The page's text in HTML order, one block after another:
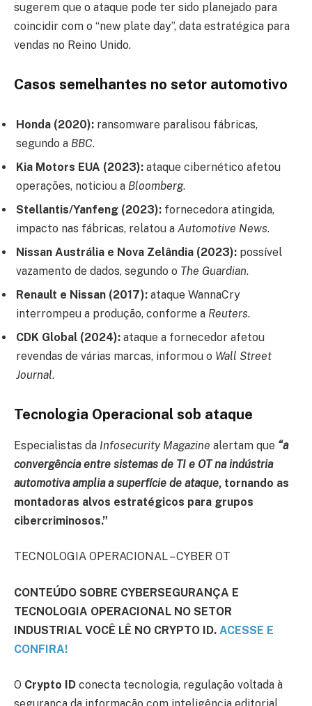
sugerem que o ataque pode ter sido planejado para
coincidir com o “new plate day”, data estratégica para
vendas no Reino Unido.
Casos semelhantes no setor automotivo
Honda (2020): ransomware paralisou fábricas,
segundo a BBC.
Kia Motors EUA (2023): ataque cibernético afetou
operações, noticiou a Bloomberg.
Stellantis/Yanfeng (2023): fornecedora atingida,
impacto nas fábricas, relatou a Automotive News.
Nissan Austrália e Nova Zelândia (2023): possível
vazamento de dados, segundo o The Guardian.
Renault e Nissan (2017): ataque WannaCry
interrompeu a produção, conforme a Reuters.
CDK Global (2024): ataque a fornecedor afetou
revendas de várias marcas, informou o Wall Street
Journal.
Tecnologia Operacional sob ataque
Especialistas da Infosecurity Magazine alertam que “a
convergência entre sistemas de TI e OT na indústria
automotiva amplia a superfície de ataque, tornando as
montadoras alvos estratégicos para grupos
cibercriminosos.”
TECNOLOGIA OPERACIONAL – CYBER OT
CONTEÚDO SOBRE CYBERSEGURANÇA E
TECNOLOGIA OPERACIONAL NO SETOR
INDUSTRIAL VOCÊ LÊ NO CRYPTO ID. ACESSE E
CONFIRA!
O Crypto ID conecta tecnologia, regulação voltada à